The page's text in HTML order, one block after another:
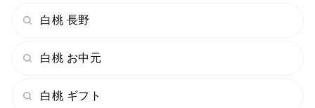
白桃 長野
白桃 お中元
白桃 ギフト